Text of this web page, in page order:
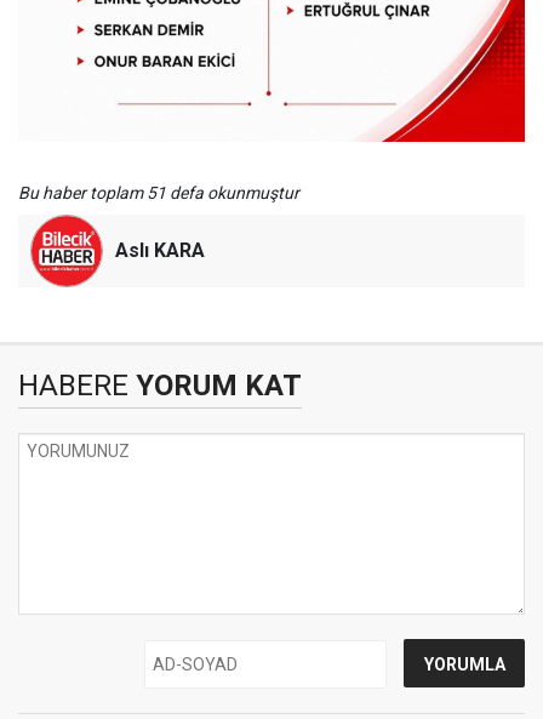
Bu haber toplam 51 defa okunmuştur
Aslı KARA
HABERE YORUM KAT